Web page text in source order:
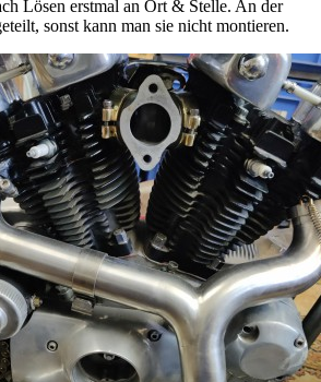
Lösen erstmal an Ort & Stelle. An der
sonst kann man sie nicht montieren.